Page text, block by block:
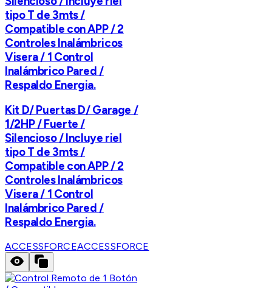
tipo T de 3mts /
Compatible con APP / 2
Controles Inalámbricos
Visera / 1 Control
Inalámbrico Pared /
Respaldo Energia.
Kit D/ Puertas D/ Garage /
1/2HP / Fuerte /
Silencioso / Incluye riel
tipo T de 3mts /
Compatible con APP / 2
Controles Inalámbricos
Visera / 1 Control
Inalámbrico Pared /
Respaldo Energia.
ACCESSFORCEACCESSFORCE